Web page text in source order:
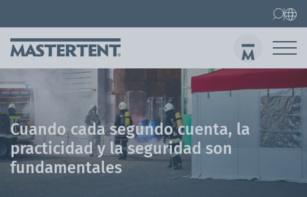
Cuando cada segundo cuenta, la
practicidad y la seguridad son
fundamentales
Contacto
Preguntas frecuentes
Carpas plegables
Carpa 3x3 m